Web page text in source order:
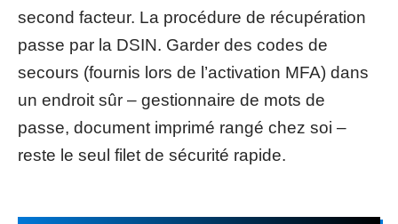
second facteur. La procédure de récupération
passe par la DSIN. Garder des codes de
secours (fournis lors de l’activation MFA) dans
un endroit sûr – gestionnaire de mots de
passe, document imprimé rangé chez soi –
reste le seul filet de sécurité rapide.